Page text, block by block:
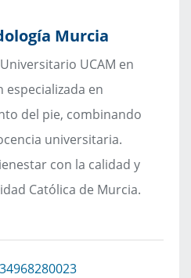
Murcia
UCAM en
en
del pie, combinando
universitaria.
con la calidad y
Católica de Murcia.